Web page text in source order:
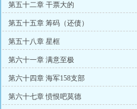
第五十二章 干票大的
第五十五章 筹码（还债）
第五十八章 星框
第六十一章 满意至极
第六十四章 海军158支部
第六十七章 愤恨吧莫德